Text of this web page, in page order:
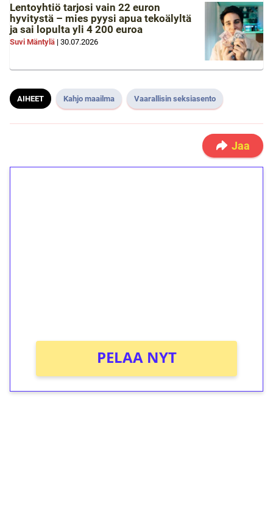
Lentoyhtiö tarjosi vain 22 euron
hyvitystä – mies pyysi apua tekoälyltä
ja sai lopulta yli 4 200 euroa
Suvi Mäntylä | 30.07.2026
AIHEET Kahjo maailma Vaarallisin seksiasento
Jaa
PELAA NYT